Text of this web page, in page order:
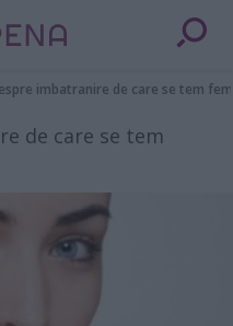
imbatranire de care se tem
de care se tem